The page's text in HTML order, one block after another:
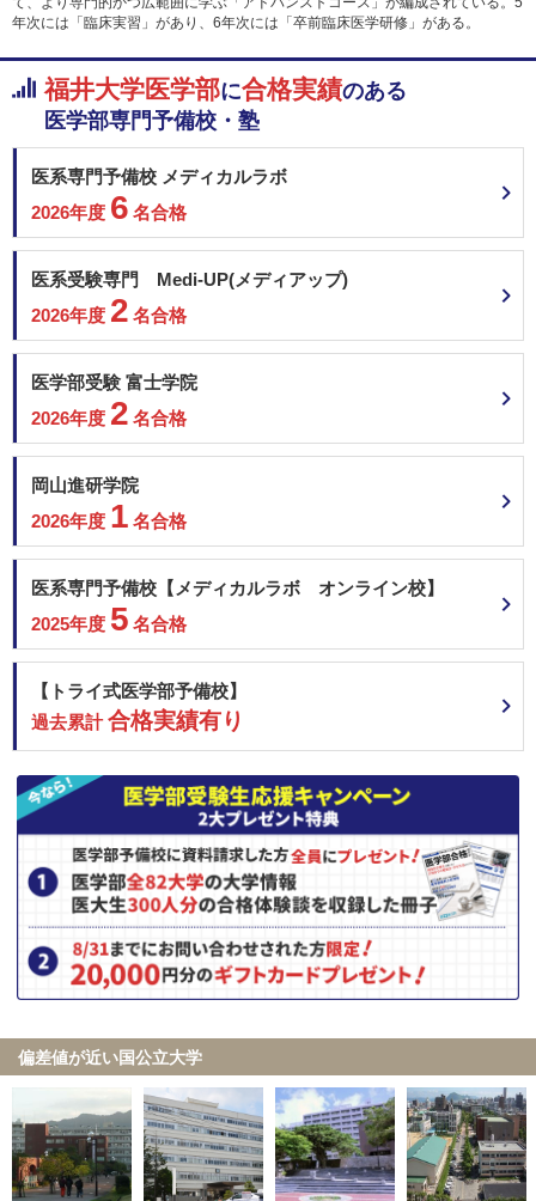
条件
日本国内の住宅が全壊、半壊、流出、床上浸水、
える場合に限る。）又はこれに準ずる被害を受け
た場合
（２） 学資負担者が、災害により死亡または行
方不明となった場合
（３） （１）又は（２）に準ずる場合であっ
て、相当と認められる理由がある場合
る。
※成績不振等により授業に出席していない者は、
免除
給 付 額 10 万円（返還不要） 支援回数は同一の
災害につき１回とします。
備考 -
年次には「臨床実習」があり、6年次には「卒前臨床医学研修」がある。
福井大学医学部に合格実績のある
医学部専門予備校・塾
医系専門予備校 メディカルラボ
2026年度 6 名合格
医系受験専門 Medi-UP(メディアップ)
2026年度 2 名合格
医学部受験 富士学院
2026年度 2 名合格
岡山進研学院
2026年度 1 名合格
医系専門予備校【メディカルラボ オンライン校】
2025年度 5 名合格
【トライ式医学部予備校】
過去累計合格実績有り
偏差値が近い国公立大学